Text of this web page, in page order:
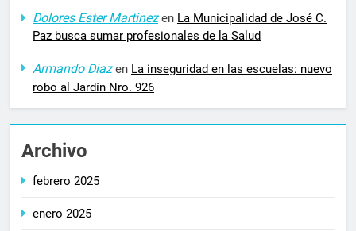
Dolores Ester Martinezen La Municipalidad de José C.
Paz busca sumar profesionales de la Salud
Armando Diazen La inseguridad en las escuelas: nuevo
robo al Jardín Nro. 926
Archivo
febrero 2025
enero 2025